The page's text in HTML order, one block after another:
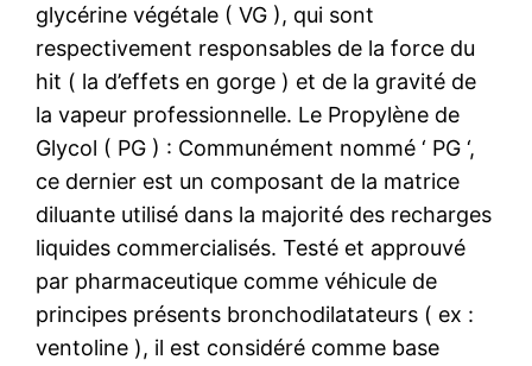
glycérine végétale ( VG ), qui sont
respectivement responsables de la force du
hit ( la d’effets en gorge ) et de la gravité de
la vapeur professionnelle. Le Propylène de
Glycol ( PG ) : Communément nommé ‘ PG ‘,
ce dernier est un composant de la matrice
diluante utilisé dans la majorité des recharges
liquides commercialisés. Testé et approuvé
par pharmaceutique comme véhicule de
principes présents bronchodilatateurs ( ex :
ventoline ), il est considéré comme base